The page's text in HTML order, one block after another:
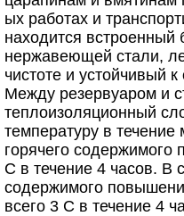
ых работах и
находится встроенный
нержавеющей стали,
чистоте и устойчивый
Между резервуаром и
теплоизоляционный
температуру в течение
горячего содержимого
C в течение 4 часов. В
содержимого
всего 3 C в течение 4